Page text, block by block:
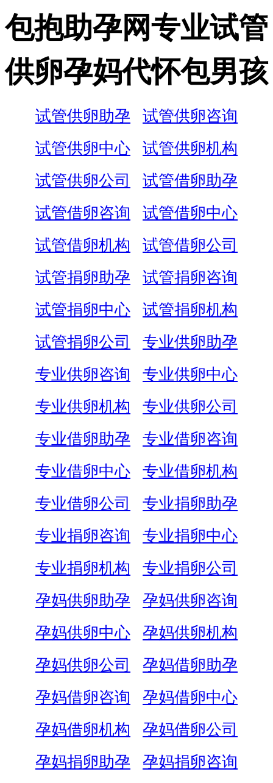
包抱助孕网专业试管
供卵孕妈代怀包男孩
试管供卵助孕
试管供卵咨询
试管供卵中心
试管供卵机构
试管供卵公司
试管借卵助孕
试管借卵咨询
试管借卵中心
试管借卵机构
试管借卵公司
试管捐卵助孕
试管捐卵咨询
试管捐卵中心
试管捐卵机构
试管捐卵公司
专业供卵助孕
专业供卵咨询
专业供卵中心
专业供卵机构
专业供卵公司
专业借卵助孕
专业借卵咨询
专业借卵中心
专业借卵机构
专业借卵公司
专业捐卵助孕
专业捐卵咨询
专业捐卵中心
专业捐卵机构
专业捐卵公司
孕妈供卵助孕
孕妈供卵咨询
孕妈供卵中心
孕妈供卵机构
孕妈供卵公司
孕妈借卵助孕
孕妈借卵咨询
孕妈借卵中心
孕妈借卵机构
孕妈借卵公司
孕妈捐卵助孕
孕妈捐卵咨询